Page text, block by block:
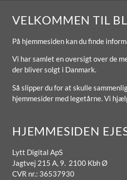
VELKOMMEN TIL
På hjemmesiden kan du finde
Vi har samlet en oversigt over de
der bliver solgt i Danmark.
Så slipper du for at skulle
hjemmesider med legetårne. Vi
HJEMMESIDEN
Lytt Digital ApS
Jagtvej 215 A, 9. 2100 Kbh Ø
CVR nr.: 36537930